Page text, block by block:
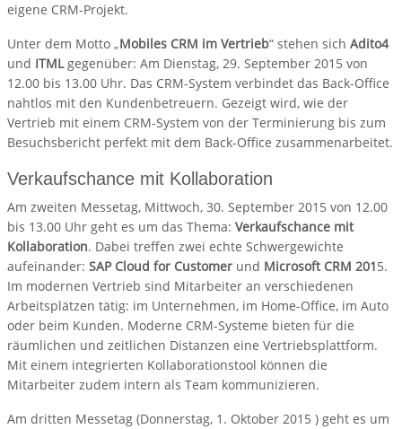
eigene CRM-Projekt.
Unter dem Motto „Mobiles CRM im Vertrieb“ stehen sich Adito4
und ITMLgegenüber: Am Dienstag, 29. September 2015 von
12.00 bis 13.00 Uhr. Das CRM-System verbindet das Back-Office
nahtlos mit den Kundenbetreuern. Gezeigt wird, wie der
Vertrieb mit einem CRM-System von der Terminierung bis zum
Besuchsbericht perfekt mit dem Back-Office zusammenarbeitet.
Verkaufschance mit Kollaboration
Am zweiten Messetag, Mittwoch, 30. September 2015 von 12.00
bis 13.00 Uhr geht es um das Thema: Verkaufschance mit
Kollaboration. Dabei treffen zwei echte Schwergewichte
aufeinander: SAP Cloud for Customer und Microsoft CRM 2015.
Im modernen Vertrieb sind Mitarbeiter an verschiedenen
Arbeitsplätzen tätig: im Unternehmen, im Home-Office, im Auto
oder beim Kunden. Moderne CRM-Systeme bieten für die
räumlichen und zeitlichen Distanzen eine Vertriebsplattform.
Mit einem integrierten Kollaborationstool können die
Mitarbeiter zudem intern als Team kommunizieren.
Am dritten Messetag (Donnerstag, 1. Oktober 2015 ) geht es um